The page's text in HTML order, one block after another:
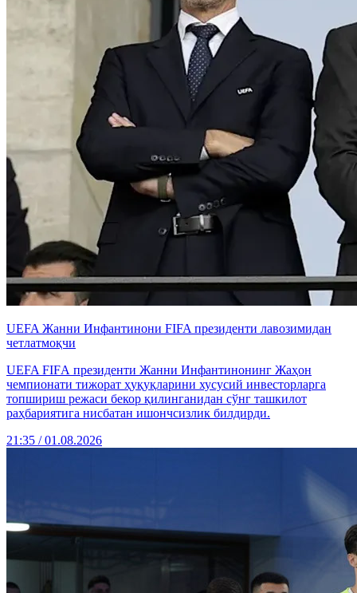
UEFA Жанни Инфантинони FIFA президенти лавозимидан
четлатмоқчи
UEFA FIFА президенти Жанни Инфантинонинг Жаҳон
чемпионати тижорат ҳуқуқларини хусусий инвесторларга
топшириш режаси бекор қилинганидан сўнг ташкилот
раҳбариятига нисбатан ишончсизлик билдирди.
21:35 / 01.08.2026